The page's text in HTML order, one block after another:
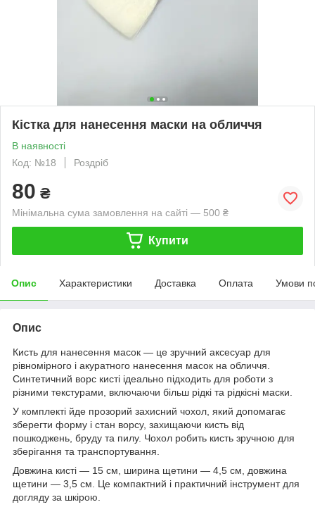
Кістка для нанесення маски на обличчя
В наявності
Код: №18
Роздріб
80 ₴
Мінімальна сума замовлення на сайті — 500 ₴
Купити
Опис Характеристики Доставка Оплата Умови
Опис
Кисть для нанесення масок — це зручний аксесуар для
рівномірного і акуратного нанесення масок на обличчя.
Синтетичний ворс кисті ідеально підходить для роботи з
різними текстурами, включаючи більш рідкі та рідкісні маски.
У комплекті йде прозорий захисний чохол, який допомагає
зберегти форму і стан ворсу, захищаючи кисть від
пошкоджень, бруду та пилу. Чохол робить кисть зручною для
зберігання та транспортування.
Довжина кисті — 15 см, ширина щетини — 4,5 см, довжина
щетини — 3,5 см. Це компактний і практичний інструмент для
догляду за шкірою.